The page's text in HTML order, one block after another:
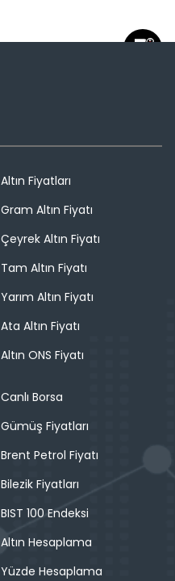
Altın Fiyatları
Gram Altın Fiyatı
Çeyrek Altın Fiyatı
Tam Altın Fiyatı
Yarım Altın Fiyatı
Ata Altın Fiyatı
Altın ONS Fiyatı
Canlı Borsa
Gümüş Fiyatları
Brent Petrol Fiyatı
Bilezik Fiyatları
BIST 100 Endeksi
Altın Hesaplama
Yüzde Hesaplama